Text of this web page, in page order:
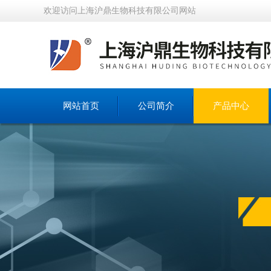
欢迎访问上海沪鼎生物科技有限公司网站
网站首页 公司简介 产品中心